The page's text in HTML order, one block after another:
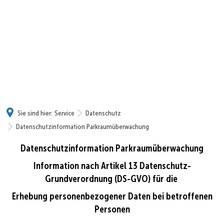
Sie sind hier: Service
Datenschutz
Datenschutzinformation Parkraumüberwachung
Datenschutzinformation
Parkraumüberwachung
Datenschutzinformation Parkraumüberwachung
Information nach Artikel 13 Datenschutz-
Grundverordnung (DS-GVO) für die
Erhebung personenbezogener Daten bei betroffenen
Personen